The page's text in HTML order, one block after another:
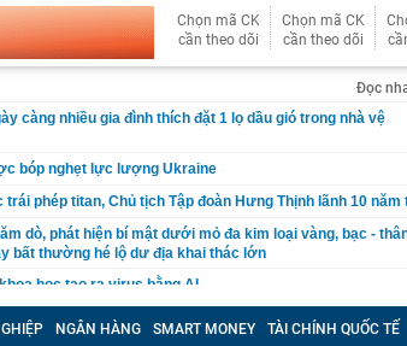
Chọn mã CK
cần theo dõi
Chọn mã CK
cần theo dõi
Đọc
càng nhiều gia đình thích đặt 1 lọ dầu gió trong nhà vệ
bóp nghẹt lực lượng Ukraine
trái phép titan, Chủ tịch Tập đoàn Hưng Thịnh lãnh 10 năm
dò, phát hiện bí mật dưới mỏ đa kim loại vàng, bạc -
bất thường hé lộ dư địa khai thác lớn
học tạo ra virus bằng AI
xúc động khi trở thành cầu thủ nhập tịch đầu tiên trong lịch
đội trưởng ĐT Việt Nam
NGÂN HÀNG SMART MONEY TÀI CHÍNH QUỐC TẾ